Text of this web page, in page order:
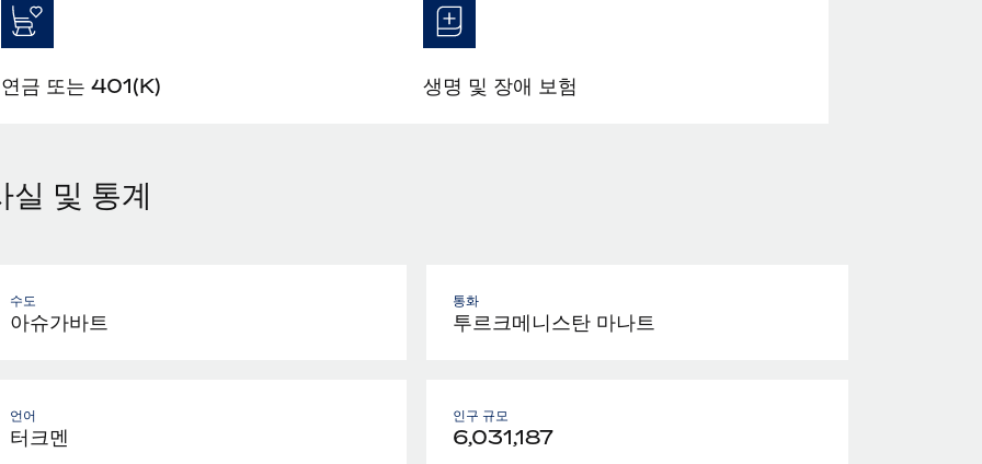
연금 또는 401(K) 생명 및 장애 보험
실 및 통계
수도
아슈가바트
통화
투르크메니스탄 마나트
언어
터크멘
인구 규모
6,031,187